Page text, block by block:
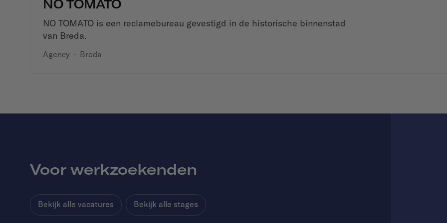
NO TOMATO
NO TOMATO is een reclamebureau gevestigd in de historische binnenstad
van Breda.
Agency · Breda
Voor werkzoekenden
Bekijk alle vacatures Bekijk alle stages